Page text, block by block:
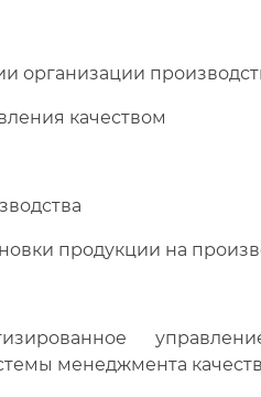
качеством
продукции на
управление
менеджмента